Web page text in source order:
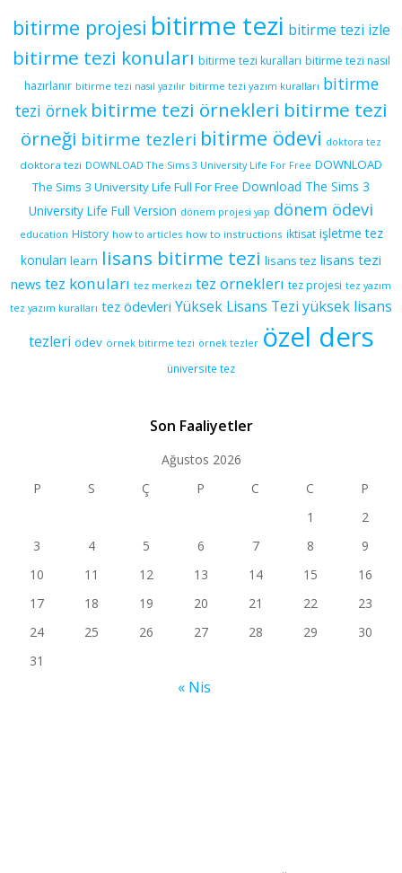
bitirme projesi bitirme tezi bitirme tezi izle
bitirme tezi konuları bitirme tezi kuralları bitirme tezi nasıl
hazırlanır bitirme tezi nasıl yazılır bitirme tezi yazım kuralları bitirme
tezi örnek bitirme tezi örnekleri bitirme tezi
örneği bitirme tezleri bitirme ödevi doktora tez
doktora tezi DOWNLOAD The Sims 3 University Life For Free DOWNLOAD
The Sims 3 University Life Full For Free Download The Sims 3
University Life Full Version dönem projesi yap dönem ödevi
education History how to articles how to instructions iktisat işletme tez
konuları learn lisans bitirme tezi lisans tez lisans tezi
news tez konuları tez merkezi tez orneklerı tez projesi tez yazım
tez yazım kuralları tez ödevleri Yüksek Lisans Tezi yüksek lisans
tezleri ödev örnek bitirme tezi örnek tezler özel ders
üniversite tez
Son Faaliyetler
Ağustos 2026
P
S Ç P C C
P
1
2
3
4 5 6 7 8
9
10
11 12 13 14 15
16
17
18 19 20 21 22
23
24
25 26 27 28 29
30
31
« Nis